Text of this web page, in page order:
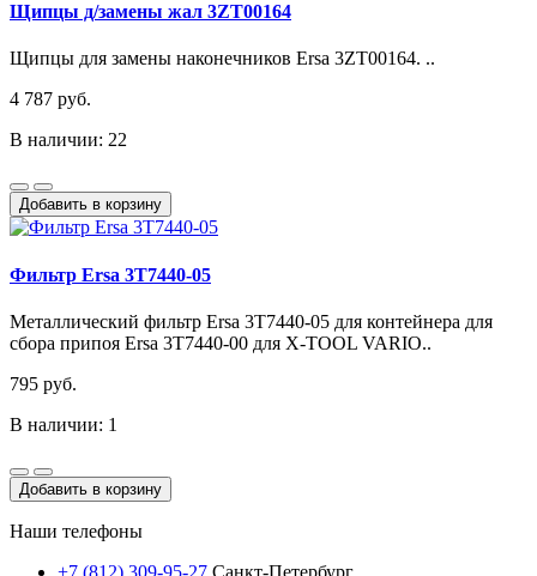
Щипцы д/замены жал 3ZT00164
Щипцы для замены наконечников Ersa 3ZT00164. ..
4 787 руб.
В наличии: 22
Добавить в корзину
Фильтр Ersa 3T7440-05
Металлический фильтр Ersa 3T7440-05 для контейнера для
сбора припоя Ersa 3T7440-00 для X-TOOL VARIO..
795 руб.
В наличии: 1
Добавить в корзину
Наши телефоны
+7 (812) 309-95-27 Санкт-Петербург